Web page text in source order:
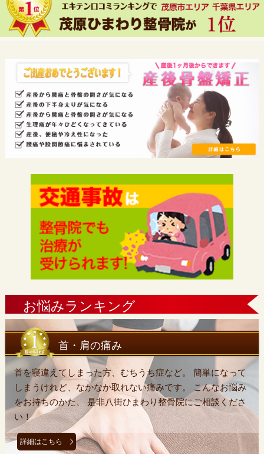
お悩みランキング
首・肩の痛み
首を寝違えてしまった方、むちうち症など。 簡単になって
しまうけれど、なかなか取れない痛みです。 こんなお悩み
をお持ちのかた、 是非八街ひまわり整骨院にご相談くださ
い！
詳細はこちら